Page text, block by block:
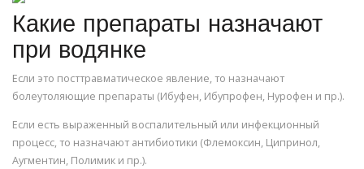
Какие препараты назначают
при водянке
Если это посттравматическое явление, то назначают
болеутоляющие препараты (Ибуфен, Ибупрофен, Нурофен и пр.).
Если есть выраженный воспалительный или инфекционный
процесс, то назначают антибиотики (Флемоксин, Ципринол,
Аугментин, Полимик и пр.).